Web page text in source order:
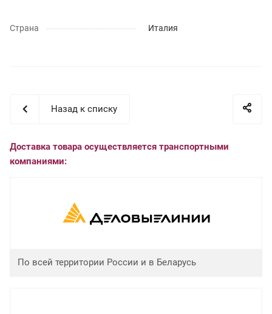
Страна Италия
Назад к списку
Доставка товара осуществляется транспортными
компаниями:
По всей территории России и в Беларусь